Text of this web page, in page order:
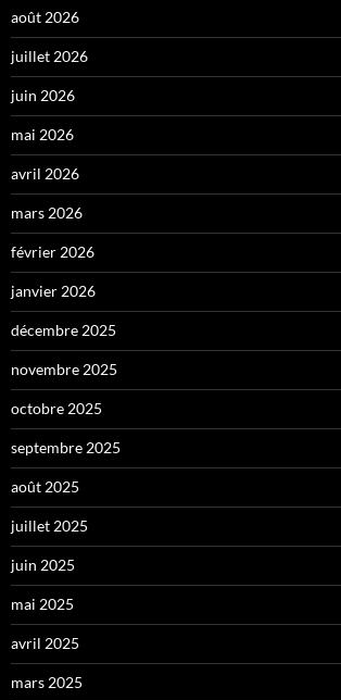
août 2026
juillet 2026
juin 2026
mai 2026
avril 2026
mars 2026
février 2026
janvier 2026
décembre 2025
novembre 2025
octobre 2025
septembre 2025
août 2025
juillet 2025
juin 2025
mai 2025
avril 2025
mars 2025